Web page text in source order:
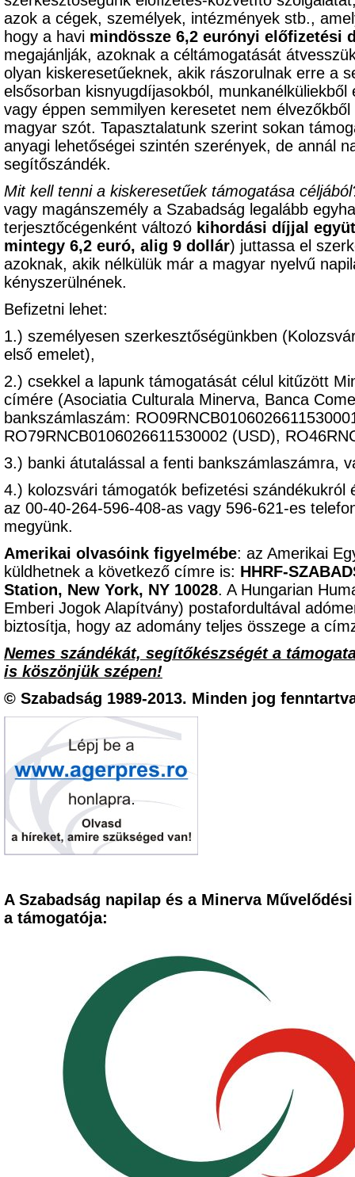
azok a cégek, személyek, intézmények stb.,
hogy a havi mindössze 6,2 eurónyi előfizetési
megajánlják, azoknak a céltámogatását
olyan kiskeresetűeknek, akik rászorulnak erre a
elsősorban kisnyugdíjasokból,
vagy éppen semmilyen keresetet nem
magyar szót. Tapasztalatunk szerint sokan
anyagi lehetőségei szintén szerények, de annál
segítőszándék.
Mit kell tenni a kiskeresetűek támogatása
vagy magánszemély a Szabadság legalább
terjesztőcégenként változó kihordási díjjal
mintegy 6,2 euró, alig 9 dollár) juttassa el
azoknak, akik nélkülük már a magyar nyelvű
kényszerülnének.
Befizetni lehet:
1.) személyesen szerkesztőségünkben
első emelet),
2.) csekkel a lapunk támogatását célul kitűzött
címére (Asociatia Culturala Minerva, Banca
bankszámlaszám:
RO79RNCB0106026611530002 (USD),
3.) banki átutalással a fenti bankszámlaszámra,
4.) kolozsvári támogatók befizetési
az 00-40-264-596-408-as vagy 596-621-es
megyünk.
Amerikai olvasóink figyelmébe: az Amerikai
küldhetnek a következő címre is: HHRF-
Station, New York, NY 10028. A Hungarian
Emberi Jogok Alapítvány) postafordultával
biztosítja, hogy az adomány teljes összege a
Nemes szándékát, segítőkészségét a
is köszönjük szépen!
© Szabadság 1989-2013. Minden jog
A Szabadság napilap és a Minerva
a támogatója: